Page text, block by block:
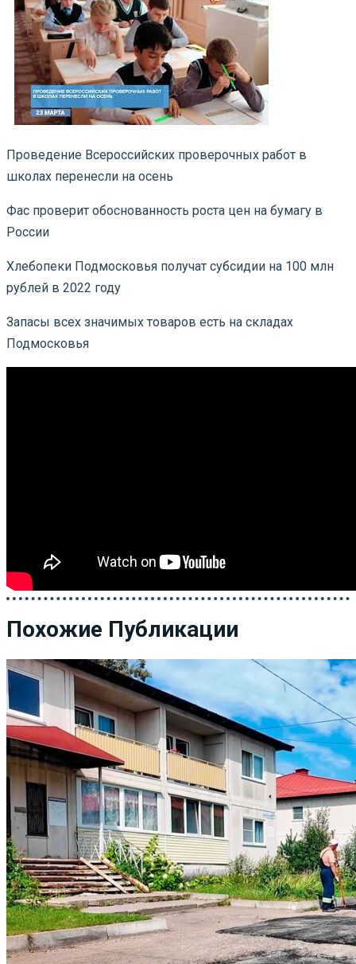
Проведение Всероссийских проверочных работ в
школах перенесли на осень
Фас проверит обоснованность роста цен на бумагу в
России
Хлебопеки Подмосковья получат субсидии на 100 млн
рублей в 2022 году
Запасы всех значимых товаров есть на складах
Подмосковья
Похожие Публикации